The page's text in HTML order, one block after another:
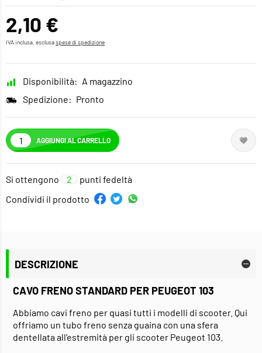
2,10 €
IVA inclusa, esclusaspese di spedizione
Disponibilità: A magazzino
Spedizione: Pronto
AGGIUNGI AL CARRELLO
Si ottengono 2
punti fedeltà
Condividi il prodotto
DESCRIZIONE
CAVO FRENO STANDARD PER PEUGEOT 103
Abbiamo cavi freno per quasi tutti i modelli di scooter. Qui
offriamo un tubo freno senza guaina con una sfera
dentellata all'estremità per gli scooter Peugeot 103.